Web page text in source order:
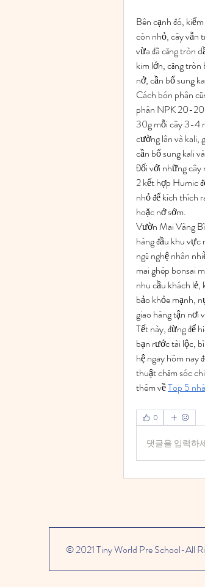
Bên cạnh đó,
còn nhỏ, cây vẫn
vừa đã căng tròn
kim lớn, căng tròn
nở, cần bổ sung
Cách bón phân
phân NPK 20-
30g mỗi cây 3-4
cường lân và kali,
cần bổ sung kali
Đối với những
2 kết hợp Humic
nhỏ để kích thích
hoặc nở sớm.
Vườn Mai Vàng
hàng đầu khu
ngũ nghệ nhân
mai ghép bonsai
nhu cầu khách lẻ,
bảo khỏe mạnh,
giao hàng tận nơi
Tết này, đừng để
bạn rước tài lộc,
hệ ngay hôm nay
thuật chăm sóc
thêm về Top 5
0
댓글을 입력하
© 2021 Tiny World Pre School-All